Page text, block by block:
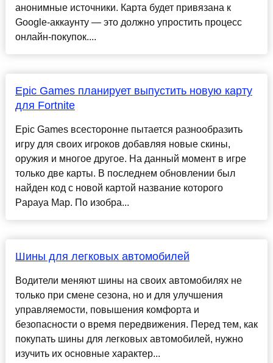
анонимные источники. Карта будет привязана к
Google-аккаунту — это должно упростить процесс
онлайн-покупок....
Epic Games планирует выпустить новую карту
для Fortnite
Epic Games всесторонне пытается разнообразить
игру для своих игроков добавляя новые скины,
оружия и многое другое. На данный момент в игре
только две карты. В последнем обновлении был
найден код с новой картой название которого
Papaya Map. По изобра...
Шины для легковых автомобилей
Водители меняют шины на своих автомобилях не
только при смене сезона, но и для улучшения
управляемости, повышения комфорта и
безопасности о время передвижения. Перед тем, как
покупать шины для легковых автомобилей, нужно
изучить их основные характер...